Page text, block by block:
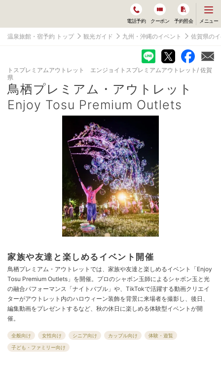
電話予約 クーポン 予約照会
ニ
ー
開
く
メニュー
温泉旅館・宿予約 トップ 観光ガイド 九州・沖縄のイベント 佐賀県の
トスプレミアムアウトレット エンジョイトスプレミアムアウトレット
佐賀
県
鳥栖プレミアム・アウトレット
Enjoy Tosu Premium Outlets
家族や友達と楽しめるイベント開催
鳥栖プレミアム・アウトレットでは、家族や友達と楽しめるイベント「Enjoy
Tosu Premium Outlets」を開催。プロのシャボン玉師によるシャボン玉と光
の融合パフォーマンス「ナイトバブル」や、TikTokで活躍する動画クリエイ
ターがアウトレット内のハロウィーン装飾を背景に来場者を撮影し、後日、
編集動画をプレゼントするなど、秋の休日に楽しめる体験型イベントが開
催。
全般向け 女性向け シニア向け カップル向け
体験・遊覧
子ども・ファミリー向け